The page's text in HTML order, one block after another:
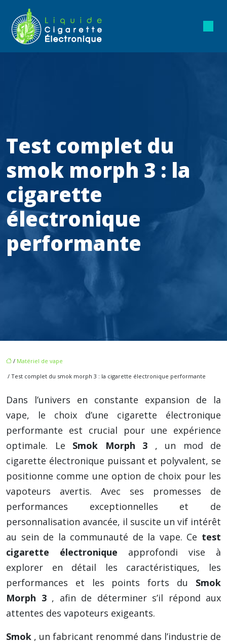
Test complet du
smok morph 3 : la
cigarette
électronique
performante
/ Matériel de vape
/ Test complet du smok morph 3 : la cigarette électronique performante
Dans l’univers en constante expansion de la
vape, le choix d’une cigarette électronique
performante est crucial pour une expérience
optimale. Le Smok Morph 3 , un mod de
cigarette électronique puissant et polyvalent, se
positionne comme une option de choix pour les
vapoteurs avertis. Avec ses promesses de
performances exceptionnelles et de
personnalisation avancée, il suscite un vif intérêt
au sein de la communauté de la vape. Ce test
cigarette électronique approfondi vise à
explorer en détail les caractéristiques, les
performances et les points forts du Smok
Morph 3 , afin de déterminer s’il répond aux
attentes des vapoteurs exigeants.
Smok , un fabricant renommé dans l’industrie de